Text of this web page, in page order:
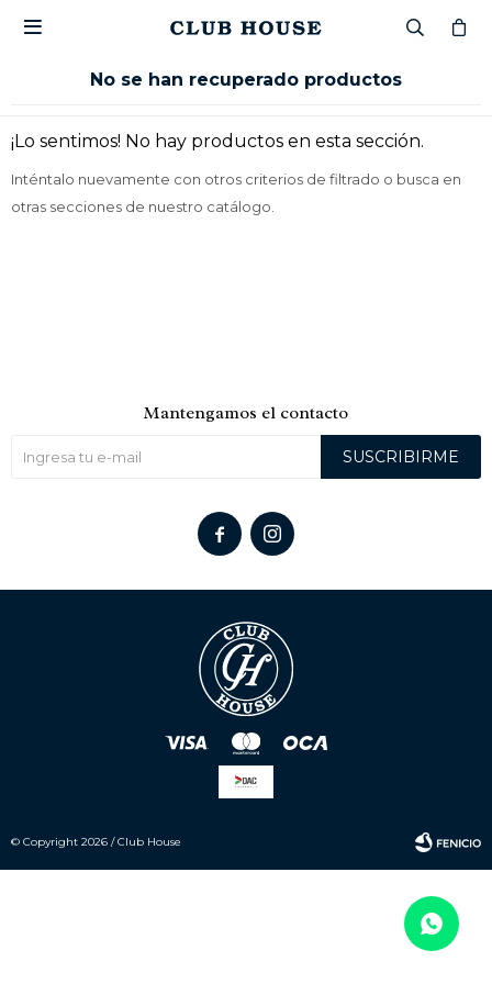

No se han recuperado productos
¡Lo sentimos! No hay productos en esta sección.
Inténtalo nuevamente con otros criterios de filtrado o busca en
otras secciones de nuestro catálogo.
Mantengamos el contacto
SUSCRIBIRME
 
© Copyright 2026 / Club House